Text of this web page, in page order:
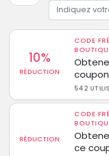
10%
RÉDUCTION
CODE
coupon
542
RÉDUCTION
CODE
ce